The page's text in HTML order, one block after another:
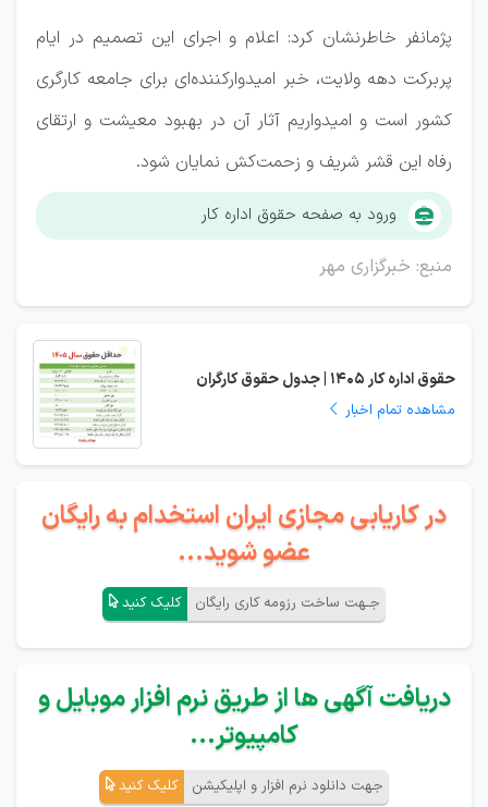
پژمانفر خاطرنشان کرد: اعلام و اجرای این تصمیم در ایام
پربرکت دهه ولایت، خبر امیدوارکننده‌ای برای جامعه کارگری
کشور است و امیدواریم آثار آن در بهبود معیشت و ارتقای
رفاه این قشر شریف و زحمت‌کش نمایان شود.
ورود به صفحه حقوق اداره کار
منبع: خبرگزاری مهر
حقوق اداره کار 1405 | جدول حقوق کارگران
مشاهده تمام اخبار
در کاریابی مجازی ایران استخدام به رایگان
عضو شوید...
جـهت ساخت رزومه کاری رایگان کلیک کنید
دریافت آگهی ها از طریق نرم افزار موبایل و
کامپیوتر...
جهت دانلود نرم افزار و اپلیکیشن کلیک کنید